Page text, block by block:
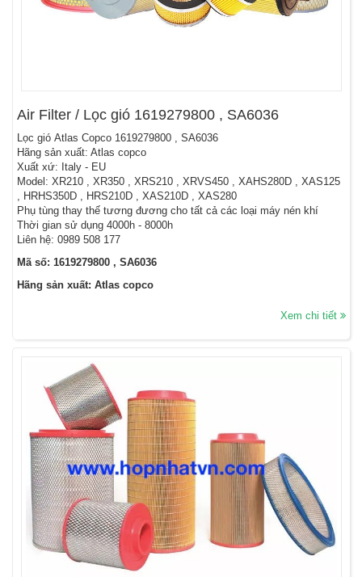
Air Filter / Lọc gió 1619279800 , SA6036
Lọc gió Atlas Copco 1619279800 , SA6036
Hãng sản xuất: Atlas copco
Xuất xứ: Italy - EU
Model: XR210 , XR350 , XRS210 , XRVS450 , XAHS280D , XAS125
, HRHS350D , HRS210D , XAS210D , XAS280
Phụ tùng thay thế tương đương cho tất cả các loại máy nén khí
Thời gian sử dụng 4000h - 8000h
Liên hệ: 0989 508 177
Mã số: 1619279800 , SA6036
Hãng sản xuất: Atlas copco
Xem chi tiết